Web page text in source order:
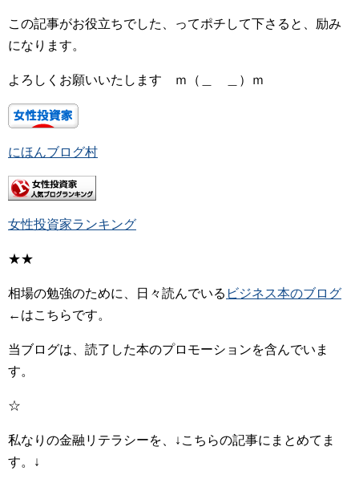
この記事がお役立ちでした、ってポチして下さると、励み
になります。
よろしくお願いいたします ｍ（＿ ＿）ｍ
にほんブログ村
女性投資家ランキング
★★
相場の勉強のために、日々読んでいる ビジネス本のブログ
←はこちらです。
当ブログは、読了した本のプロモーションを含んでいま
す。
☆
私なりの金融リテラシーを、↓こちらの記事にまとめてま
す。↓